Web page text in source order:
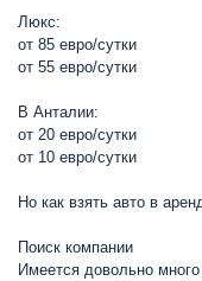
Люкс:
от 85 евро/сутки
от 55 евро/сутки
В Анталии:
от 20 евро/сутки
от 10 евро/сутки
Но как взять авто в
Поиск компании
Имеется довольно